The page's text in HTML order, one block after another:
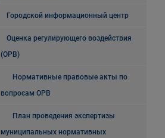
Городской информационный центр
Оценка регулирующего воздействия
(ОРВ)
Нормативные правовые акты по
вопросам ОРВ
План проведения экспертизы
муниципальных нормативных